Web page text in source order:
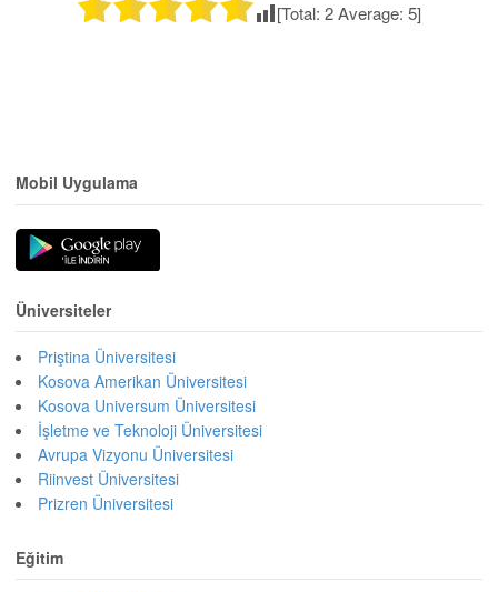
[Total: 2Average: 5]
Mobil Uygulama
Üniversiteler
Priştina Üniversitesi
Kosova Amerikan Üniversitesi
Kosova Universum Üniversitesi
İşletme ve Teknoloji Üniversitesi
Avrupa Vizyonu Üniversitesi
Riinvest Üniversitesi
Prizren Üniversitesi
Eğitim